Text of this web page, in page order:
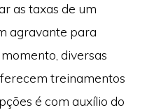
as taxas de um
agravante para
diversas
treinamentos
é com auxílio do